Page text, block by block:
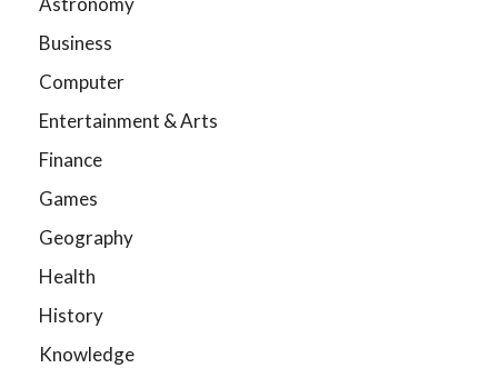
Business
Computer
Entertainment & Arts
Finance
Games
Geography
Health
History
Knowledge